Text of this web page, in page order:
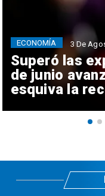
Superó las
de junio
esquiva la
ECONOMÍA 3 De